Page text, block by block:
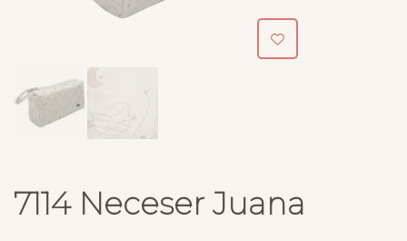
7114 Neceser Juana